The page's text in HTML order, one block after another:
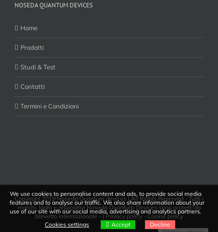
NOSEDA QUANTUM DEVICES
Home
Prodotti
Studi & Test
Contatti
Termini e Condizioni
Copyright 2019 Noseda Quantum devices | All Rights Reserved - Tutti i
marchi, loghi e dispositivi Noseda Quantum Devices sono protetti da
brevetto internazionale - |Privacy policy-Cookie policy
We use cookies to personalise content and ads, to provide social media
features and to analyse our traffic. We also share information about your
use of our site with our social media, advertising and analytics partners.
Cookies settings
Accept Decline